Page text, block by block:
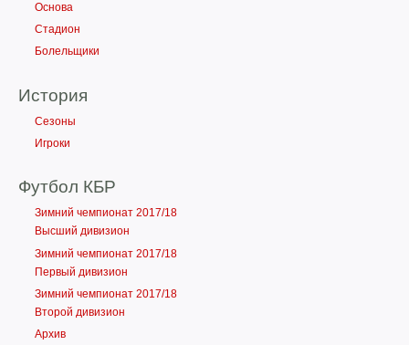
Основа
Стадион
Болельщики
История
Сезоны
Игроки
Футбол КБР
Зимний чемпионат 2017/18
Высший дивизион
Зимний чемпионат 2017/18
Первый дивизион
Зимний чемпионат 2017/18
Второй дивизион
Архив